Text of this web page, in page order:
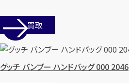
店舗買取
グッチ バンブー ハンドバッグ 000 2046